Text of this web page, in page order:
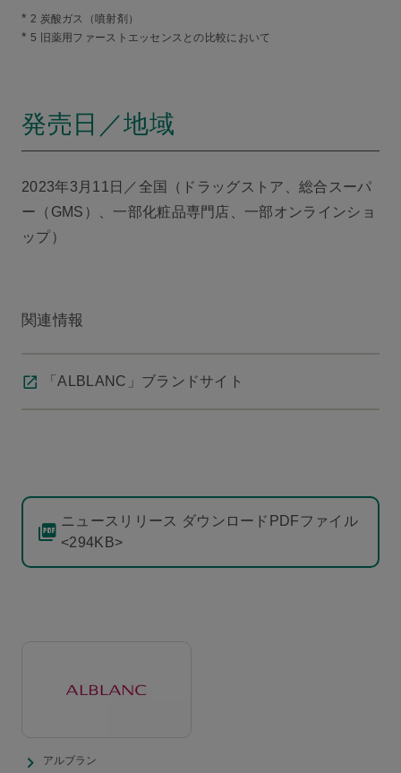
* 2 炭酸ガス（噴射剤）
* 5 旧薬用ファーストエッセンスとの比較において
発売日／地域
2023年3月11日／全国（ドラッグストア、総合スーパ
ー（GMS）、一部化粧品専門店、一部オンラインショ
ップ）
関連情報
「ALBLANC」ブランドサイト
ニュースリリース ダウンロードPDFファイル
<294KB>
アルブラン